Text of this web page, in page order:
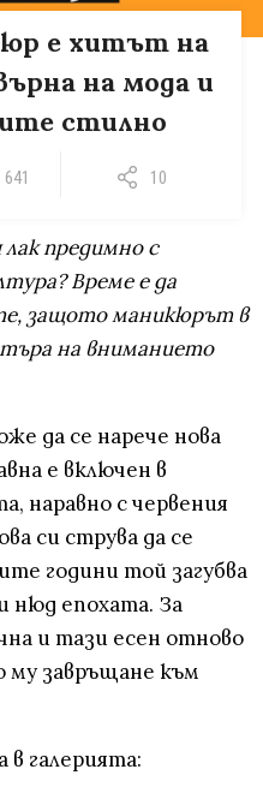
е хитът на
на мода и
стилно
641 10
предимно с
Време е да
защото маникюрът в
на вниманието
да се нарече нова
е включен в
наравно с червения
си струва да се
години той загубва
нюд епохата. За
и тази есен отново
завръщане към
в галерията: